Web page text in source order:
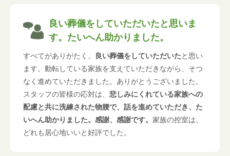
良い葬儀をしていただいたと思いま
す。たいへん助かりました。
すべてがありがたく、 良い葬儀をしていただいたと思い
ます。動転している家族を支えていただきながら、そつ
なく進めていただきました。ありがとうございました。
スタッフの皆様の応対は、 悲しみにくれている家族への
配慮と共に洗練された物腰で、話を進めていただき、た
いへん助かりました。感謝、感謝です。 家族の控室は、
どれも居心地いいと好評でした。